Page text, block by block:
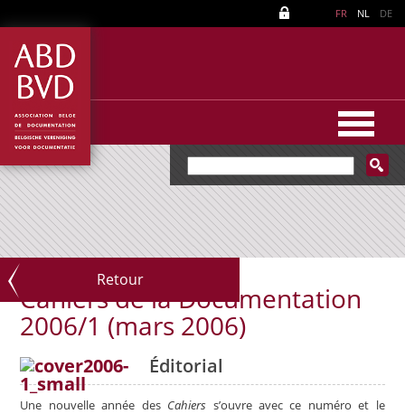
FR NL DE
Retour
Cahiers de la Documentation
2006/1 (mars 2006)
Éditorial
Une nouvelle année des Cahiers s’ouvre avec ce numéro et le